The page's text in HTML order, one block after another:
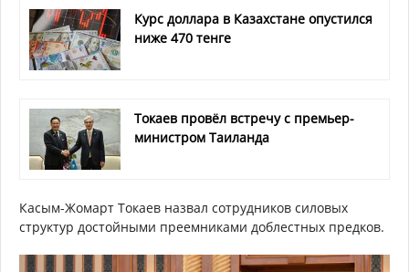
Курс доллара в Казахстане опустился
ниже 470 тенге
Токаев провёл встречу с премьер-
министром Таиланда
Касым-Жомарт Токаев назвал сотрудников силовых
структур достойными преемниками доблестных предков.